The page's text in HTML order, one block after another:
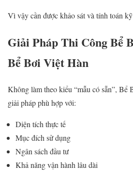
Vì vậy cần được khảo sát và tính toán
Giải Pháp Thi Công Bể
Bể Bơi Việt Hàn
Không làm theo kiểu “mẫu có sẵn”,
giải pháp phù hợp với:
Diện tích thực tế
Mục đích sử dụng
Ngân sách đầu tư
Khả năng vận hành lâu dài